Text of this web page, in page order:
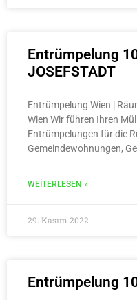
Entrümpelung
JOSEFSTADT
Entrümpelung Wien |
Wien Wir führen Ihren
Entrümpelungen für die
Gemeindewohnungen,
WEITERLESEN »
29. Kasım 2022
Entrümpelung